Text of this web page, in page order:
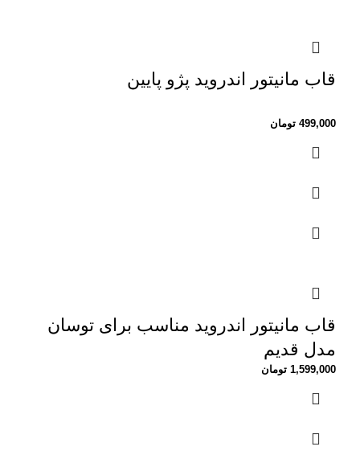
قاب مانیتور اندروید پژو پایین
499,000 تومان
قاب مانیتور اندروید مناسب برای توسان
مدل قدیم
1,599,000 تومان